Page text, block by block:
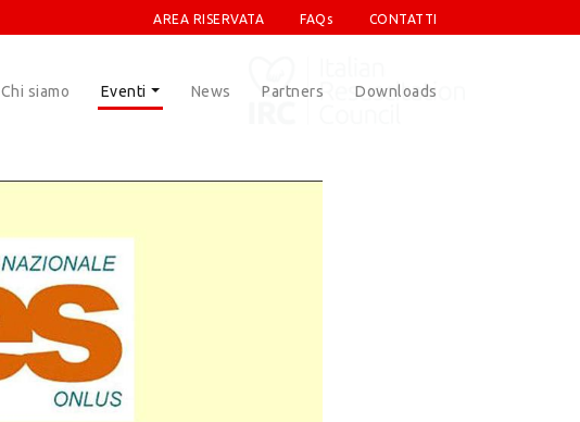
AREA RISERVATA FAQs CONTATTI
Chi siamo Eventi News Partners Downloads